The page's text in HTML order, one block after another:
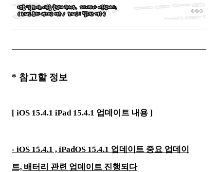
* 참고할 정보
[ iOS 15.4.1 iPad 15.4.1 업데이트 내용 ]
- iOS 15.4.1 , iPadOS 15.4.1 업데이트 중요 업데이
트, 배터리 관련 업데이트 진행되다